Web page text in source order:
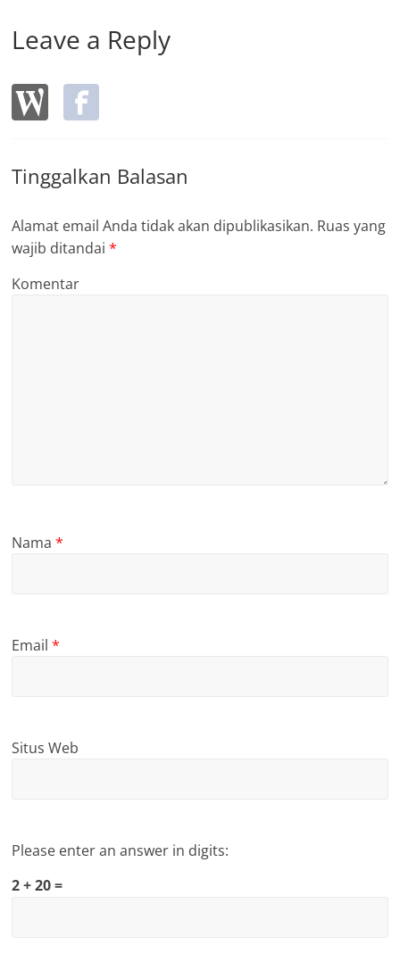
Leave a Reply
Tinggalkan Balasan
Alamat email Anda tidak akan dipublikasikan. Ruas yang
wajib ditandai*
Komentar
Nama*
Email*
Situs Web
Please enter an answer in digits:
2 + 20 =